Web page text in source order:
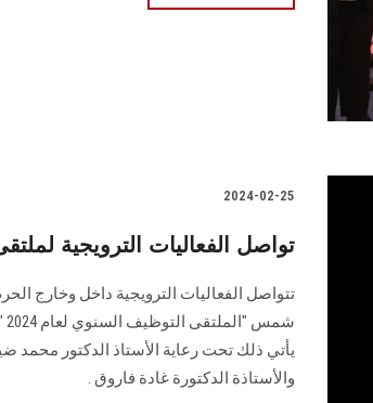
2024-02-25
تواصل الفعاليات الترويجية
تتواصل الفعاليات الترويجية داخل وخارج
يأتي ذلك تحت رعاية الأستاذ الدكتور
والأستاذة الدكتورة غادة فاروق .